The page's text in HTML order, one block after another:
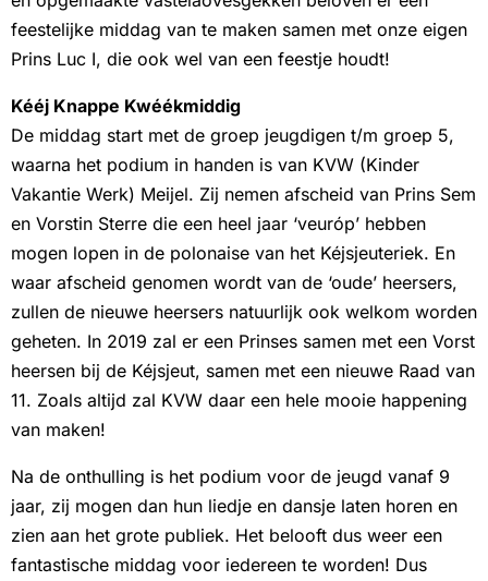
feestelijke middag van te maken samen met onze eigen
Prins Luc I, die ook wel van een feestje houdt!
Kééj Knappe Kwéékmiddig
De middag start met de groep jeugdigen t/m groep 5,
waarna het podium in handen is van KVW (Kinder
Vakantie Werk) Meijel. Zij nemen afscheid van Prins Sem
en Vorstin Sterre die een heel jaar ‘veuróp’ hebben
mogen lopen in de polonaise van het Kéjsjeuteriek. En
waar afscheid genomen wordt van de ‘oude’ heersers,
zullen de nieuwe heersers natuurlijk ook welkom worden
geheten. In 2019 zal er een Prinses samen met een Vorst
heersen bij de Kéjsjeut, samen met een nieuwe Raad van
11. Zoals altijd zal KVW daar een hele mooie happening
van maken!
Na de onthulling is het podium voor de jeugd vanaf 9
jaar, zij mogen dan hun liedje en dansje laten horen en
zien aan het grote publiek. Het belooft dus weer een
fantastische middag voor iedereen te worden! Dus